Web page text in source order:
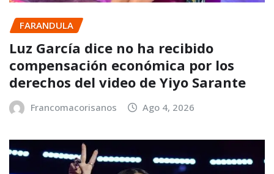
FARANDULA
Luz García dice no ha recibido
compensación económica por los
derechos del video de Yiyo Sarante
Francomacorisanos Ago 4, 2026